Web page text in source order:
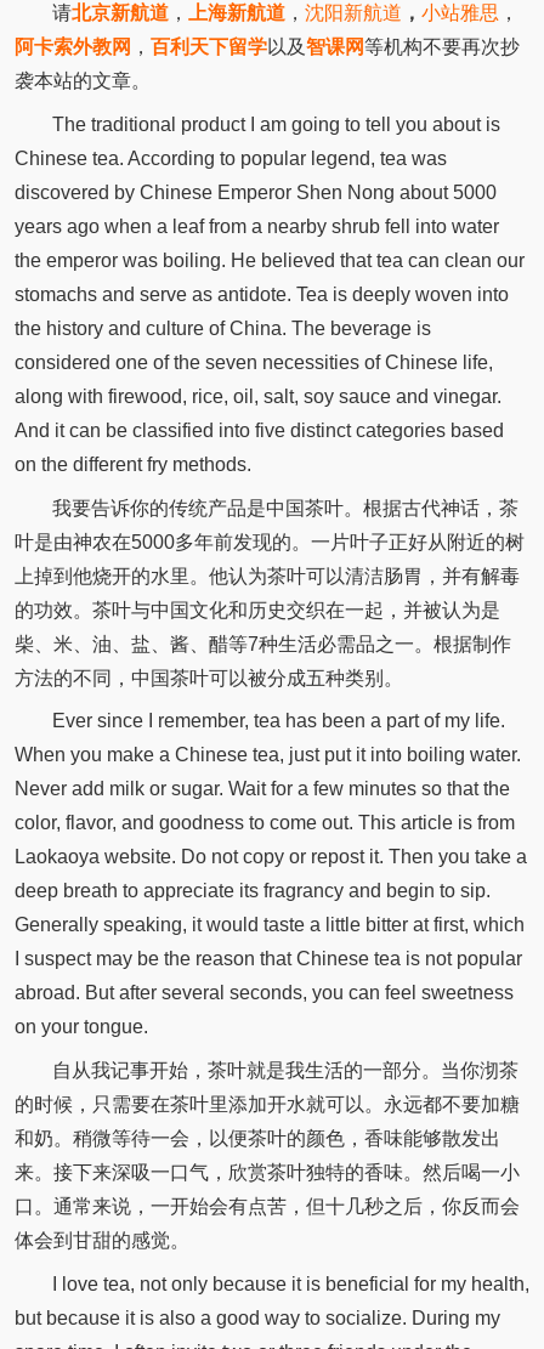
请北京新航道， 上海新航道， 沈阳新航道 ， 小站雅思 ，
阿卡索外教网 ， 百利天下留学以及智课网等机构不要再次抄
袭本站的文章。
The traditional product I am going to tell you about is
Chinese tea. According to popular legend, tea was
discovered by Chinese Emperor Shen Nong about 5000
years ago when a leaf from a nearby shrub fell into water
the emperor was boiling. He believed that tea can clean our
stomachs and serve as antidote. Tea is deeply woven into
the history and culture of China. The beverage is
considered one of the seven necessities of Chinese life,
along with firewood, rice, oil, salt, soy sauce and vinegar.
And it can be classified into five distinct categories based
on the different fry methods.
我要告诉你的传统产品是中国茶叶。根据古代神话，茶
叶是由神农在5000多年前发现的。一片叶子正好从附近的树
上掉到他烧开的水里。他认为茶叶可以清洁肠胃，并有解毒
的功效。茶叶与中国文化和历史交织在一起，并被认为是
柴、米、油、盐、酱、醋等7种生活必需品之一。根据制作
方法的不同，中国茶叶可以被分成五种类别。
Ever since I remember, tea has been a part of my life.
When you make a Chinese tea, just put it into boiling water.
Never add milk or sugar. Wait for a few minutes so that the
color, flavor, and goodness to come out. This article is from
Laokaoya website. Do not copy or repost it. Then you take a
deep breath to appreciate its fragrancy and begin to sip.
Generally speaking, it would taste a little bitter at first, which
I suspect may be the reason that Chinese tea is not popular
abroad. But after several seconds, you can feel sweetness
on your tongue.
自从我记事开始，茶叶就是我生活的一部分。当你沏茶
的时候，只需要在茶叶里添加开水就可以。永远都不要加糖
和奶。稍微等待一会，以便茶叶的颜色，香味能够散发出
来。接下来深吸一口气，欣赏茶叶独特的香味。然后喝一小
口。通常来说，一开始会有点苦，但十几秒之后，你反而会
体会到甘甜的感觉。
I love tea, not only because it is beneficial for my health,
but because it is also a good way to socialize. During my